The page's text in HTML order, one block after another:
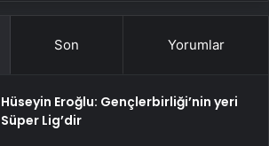
Son Yorumlar
Hüseyin Eroğlu: Gençlerbirliği’nin yeri
Süper Lig’dir